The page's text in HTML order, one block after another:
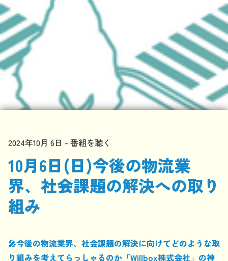
2024年10月 6日 番組を聴く
10月6日(日)今後の物流業
界、社会課題の解決への取り
組み
🎤今後の物流業界、社会課題の解決に向けてどのような取
り組みを考えてらっしゃるのか「Willbox株式会社」の神